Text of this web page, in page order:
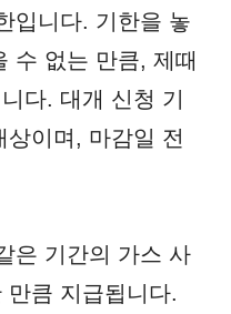
입니다. 기한을 놓
수 없는 만큼, 제때
다. 대개 신청 기
이며, 마감일 전
은 기간의 가스 사
만큼 지급됩니다.